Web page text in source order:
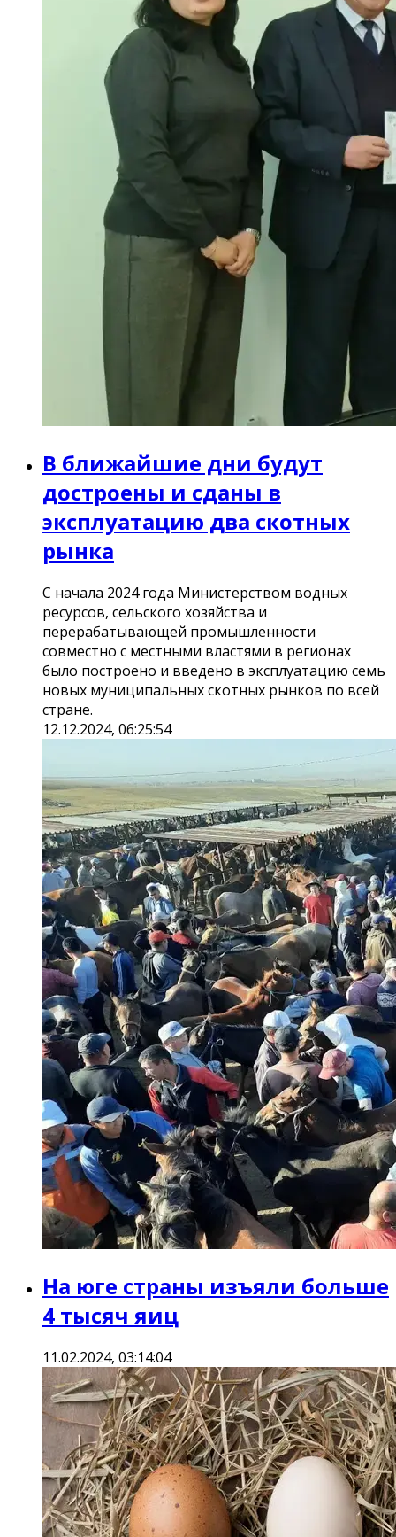
В ближайшие дни будут
достроены и сданы в
эксплуатацию два скотных
рынка
С начала 2024 года Министерством водных
ресурсов, сельского хозяйства и
перерабатывающей промышленности
совместно с местными властями в регионах
было построено и введено в эксплуатацию семь
новых муниципальных скотных рынков по всей
стране.
12.12.2024, 06:25:54
На юге страны изъяли больше
4 тысяч яиц
11.02.2024, 03:14:04